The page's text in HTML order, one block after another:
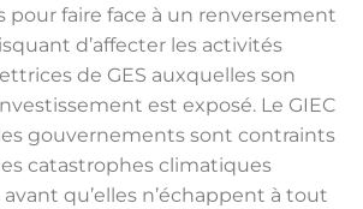
pour faire face à un renversement
d’affecter les activités
de GES auxquelles son
est exposé. Le GIEC
gouvernements sont contraints
catastrophes climatiques
qu’elles n’échappent à tout